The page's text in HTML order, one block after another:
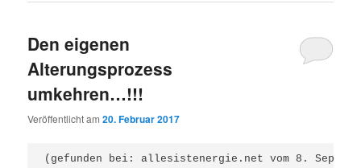
Den eigenen
Alterungsprozess
umkehren…!!!
Veröffentlicht am20. Februar 2017
(gefunden bei: allesistenergie.net vom 8.